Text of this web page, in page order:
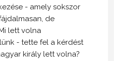
- amely sokszor
de
lett volna
- tette fel a kérdést
király lett volna?